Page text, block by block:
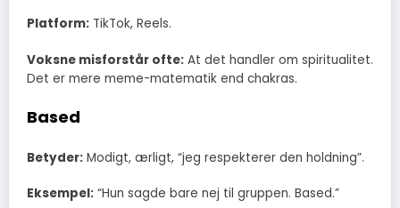
Platform: TikTok, Reels.
Voksne misforstår ofte: At det handler om spiritualitet.
Det er mere meme-matematik end chakras.
Based
Betyder: Modigt, ærligt, “jeg respekterer den holdning”.
Eksempel: “Hun sagde bare nej til gruppen. Based.”